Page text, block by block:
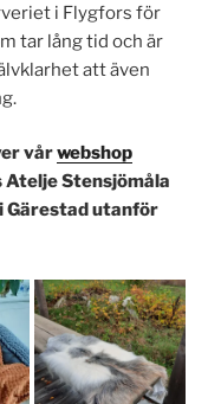
i Flygfors för
tar lång tid och är
att även
vårwebshop
Atelje Stensjömåla
Gärestad utanför